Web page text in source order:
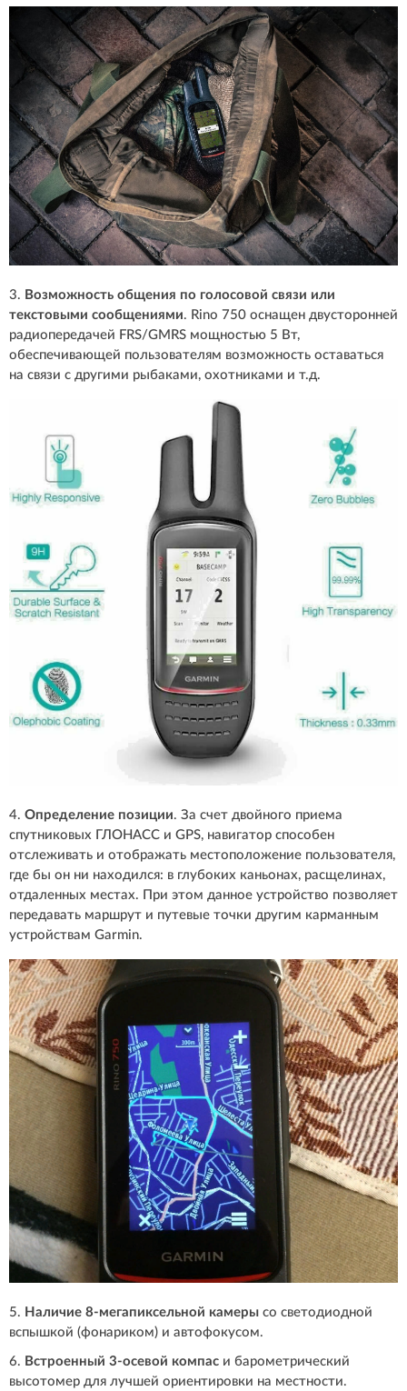
3. Возможность общения по голосовой связи или
текстовыми сообщениями. Rino 750 оснащен двусторонней
радиопередачей FRS/GMRS мощностью 5 Вт,
обеспечивающей пользователям возможность оставаться
на связи с другими рыбаками, охотниками и т.д.
4. Определение позиции. За счет двойного приема
спутниковых ГЛОНАСС и GPS, навигатор способен
отслеживать и отображать местоположение пользователя,
где бы он ни находился: в глубоких каньонах, расщелинах,
отдаленных местах. При этом данное устройство позволяет
передавать маршрут и путевые точки другим карманным
устройствам Garmin.
5. Наличие 8-мегапиксельной камеры со светодиодной
вспышкой (фонариком) и автофокусом.
6. Встроенный 3-осевой компас и барометрический
высотомер для лучшей ориентировки на местности.